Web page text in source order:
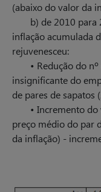
(abaixo do valor da
b) de 2010 para
inflação acumulada
rejuvenesceu:
• Redução do
insignificante do
de pares de
• Incremento
preço médio do par
da inflação) -